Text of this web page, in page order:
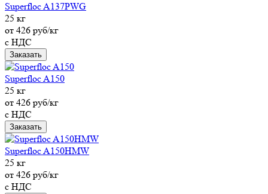
Superfloc A137PWG
25 кг
от 426 руб/кг
с НДС
Заказать
Superfloc A150
25 кг
от 426 руб/кг
с НДС
Заказать
Superfloc A150HMW
25 кг
от 426 руб/кг
с НДС